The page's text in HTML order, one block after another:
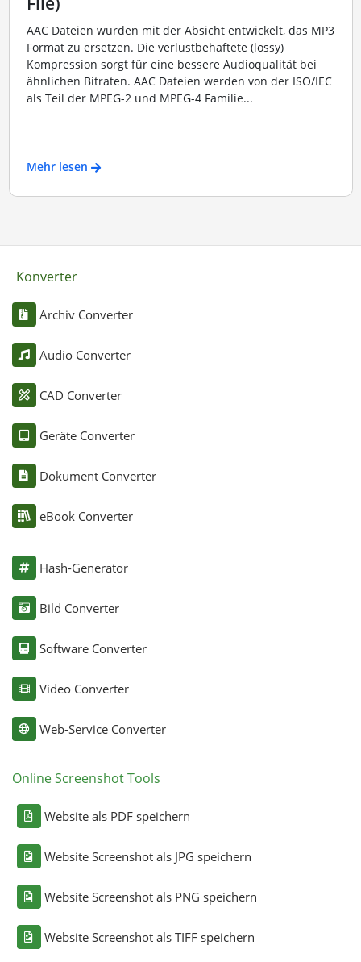
AAC Dateien wurden mit der Absicht entwickelt, das MP3
Format zu ersetzen. Die verlustbehaftete (lossy)
Kompression sorgt für eine bessere Audioqualität bei
ähnlichen Bitraten. AAC Dateien werden von der ISO/IEC
als Teil der MPEG-2 und MPEG-4 Familie...
Mehr lesen
Konverter
Archiv Converter
Audio Converter
CAD Converter
Geräte Converter
Dokument Converter
eBook Converter
Hash-Generator
Bild Converter
Software Converter
Video Converter
Web-Service Converter
Online Screenshot Tools
Website als PDF speichern
Website Screenshot als JPG speichern
Website Screenshot als PNG speichern
Website Screenshot als TIFF speichern